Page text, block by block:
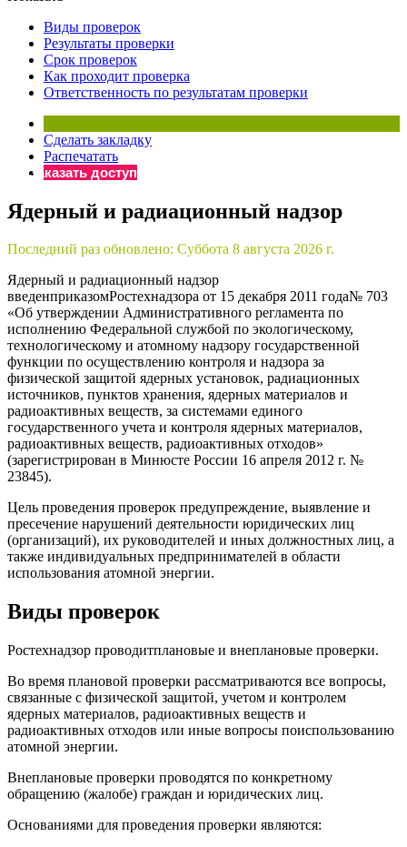
Бератор
«Практическая энциклопедия бухгалтера»
Материалы электронного журнала
«Нормативные акты для бухгалтера»
Материалы электронного журнала
Онлайн-сервисы «Учетная политика» и «Алгоритмы для
Просто заполните форму, и мы вышлем вам на почту
Виды проверок
Результаты проверки
Срок проверок
Как проходит проверка
Ответственность по результатам проверки
Сделать закладку
Распечатать
Заказать доступ
Ядерный и радиационный надзор
Последний раз обновлено: Суббота 8 августа 2026 г.
Ядерный и радиационный надзор
введенприказомРостехнадзора от 15 декабря 2011 года№ 703
«Об утверждении Административного регламента по
исполнению Федеральной службой по экологическому,
технологическому и атомному надзору государственной
функции по осуществлению контроля и надзора за
физической защитой ядерных установок, радиационных
источников, пунктов хранения, ядерных материалов и
радиоактивных веществ, за системами единого
государственного учета и контроля ядерных материалов,
радиоактивных веществ, радиоактивных отходов»
(зарегистрирован в Минюсте России 16 апреля 2012 г. №
23845).
Цель проведения проверок предупреждение, выявление и
пресечение нарушений деятельности юридических лиц
(организаций), их руководителей и иных должностных лиц, а
также индивидуальных предпринимателей в области
использования атомной энергии.
Виды проверок
Ростехнадзор проводитплановые и внеплановые проверки.
Во время плановой проверки рассматриваются все вопросы,
связанные с физической защитой, учетом и контролем
ядерных материалов, радиоактивных веществ и
радиоактивных отходов или иные вопросы поиспользованию
атомной энергии.
Внеплановые проверки проводятся по конкретному
обращению (жалобе) граждан и юридических лиц.
Основаниями для проведения проверки являются: